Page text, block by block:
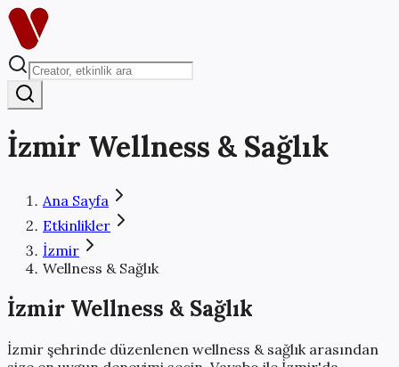
İzmir Wellness & Sağlık
Ana Sayfa
Etkinlikler
İzmir
Wellness & Sağlık
İzmir Wellness & Sağlık
İzmir şehrinde düzenlenen wellness & sağlık arasından